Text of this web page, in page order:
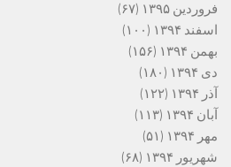
فروردین ۱۳۹۵
(۶۷)
اسفند ۱۳۹۴
(۱۰۰)
بهمن ۱۳۹۴
(۱۵۶)
دی ۱۳۹۴
(۱۸۰)
آذر ۱۳۹۴
(۱۲۲)
آبان ۱۳۹۴
(۱۱۳)
مهر ۱۳۹۴
(۵۱)
شهریور ۱۳۹۴
(۶۸)